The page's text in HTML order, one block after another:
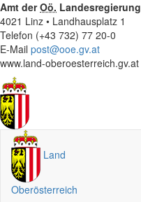
Amt derOö. Landesregierung
4021 Linz • Landhausplatz 1
Telefon (+43 732) 77 20-0
E-Mail post@ooe.gv.at
www.land-oberoesterreich.gv.at
Land
Oberösterreich